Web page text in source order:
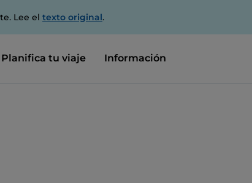
Lee el texto original.
Planifica tu viaje Información